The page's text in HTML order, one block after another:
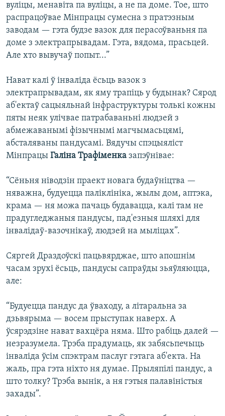
вуліцы, менавіта па вуліцы, а не па доме. Тое, што
распрацоўвае Мінпрацы сумесна з пратэзным
заводам — гэта будзе вазок для перасоўваньня па
доме з электрапрывадам. Гэта, вядома, прасьцей.
Але хто вывучаў попыт...”
Нават калі ў інваліда ёсьць вазок з
электрапрывадам, як яму трапіць у будынак? Сярод
аб'ектаў сацыяльнай інфраструктуры толькі кожны
пяты неяк улічвае патрабаваньні людзей з
абмежаванымі фізычнымі магчымасьцямі,
абсталяваны пандусамі. Вядучы спэцыяліст
Мінпрацы Галіна Трафіменка запэўнівае:
“Сёньня ніводзін праект новага будаўніцтва —
няважна, будуецца паліклініка, жылы дом, аптэка,
крама — ня можа пачаць будавацца, калі там не
прадугледжаныя пандусы, пад'езныя шляхі для
інвалідаў-вазочнікаў, людзей на мыліцах”.
Сяргей Драздоўскі пацьвярджае, што апошнім
часам зрухі ёсьць, пандусы сапраўды зьяўляюцца,
але:
“Будуецца пандус да ўваходу, а літаральна за
дзьвярыма — восем прыступак наверх. А
ўсярэдзіне нават вахцёра няма. Што рабіць далей —
незразумела. Трэба прадумаць, як забясьпечыць
інваліда ўсім спэктрам паслуг гэтага аб'екта. На
жаль, пра гэта ніхто ня думае. Прыляпілі пандус, а
што толку? Трэба вынік, а ня гэтыя палавіністыя
захады”.